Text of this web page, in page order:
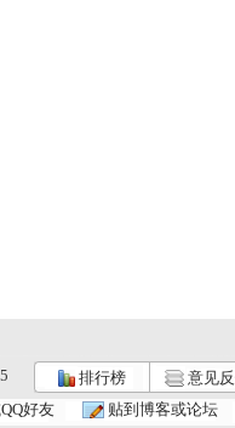
5 排行榜 意见
好友 贴到博客或论坛